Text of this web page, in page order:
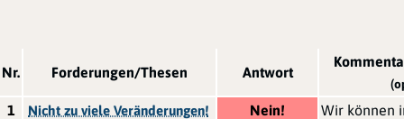
Nr. Forderungen/Thesen Antwort
1 Nicht zu viele Veränderungen! Nein!
Wir können